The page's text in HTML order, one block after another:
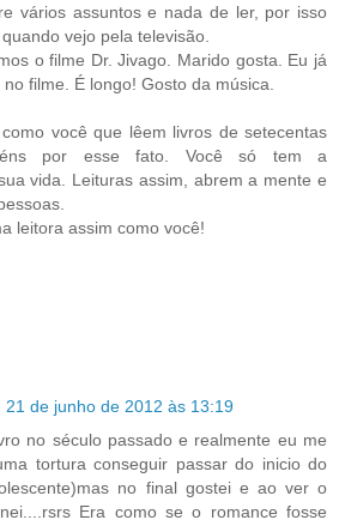
vários assuntos e nada de ler, por isso
vejo pela televisão.
o filme Dr. Jivago. Marido gosta. Eu já
filme. É longo! Gosto da música.
você que lêem livros de setecentas
por esse fato. Você só tem a
vida. Leituras assim, abrem a mente e
leitora assim como você!
21 de junho de 2012 às 13:19
no século passado e realmente eu me
tortura conseguir passar do inicio do
no final gostei e ao ver o
Era como se o romance fosse